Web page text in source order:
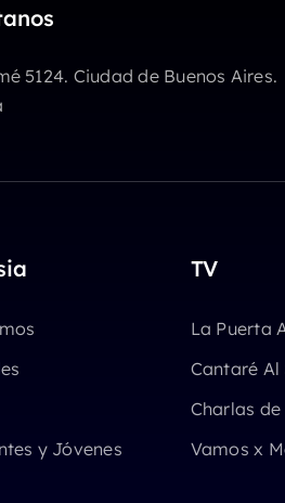
5124. Ciudad de Buenos Aires.
y Jóvenes
TV
La Puerta
Cantaré Al
Charlas
Vamos x